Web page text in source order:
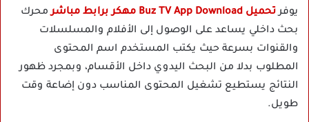
يوفرتحميل Buz TV App Download مهكر برابط مباشر
محرك
بحث داخلي يساعد على الوصول إلى الأفلام والمسلسلات
والقنوات بسرعة حيث يكتب المستخدم اسم المحتوى
المطلوب بدلا من البحث اليدوي داخل الأقسام، وبمجرد ظهور
النتائج يستطيع تشغيل المحتوى المناسب دون إضاعة وقت
طويل.